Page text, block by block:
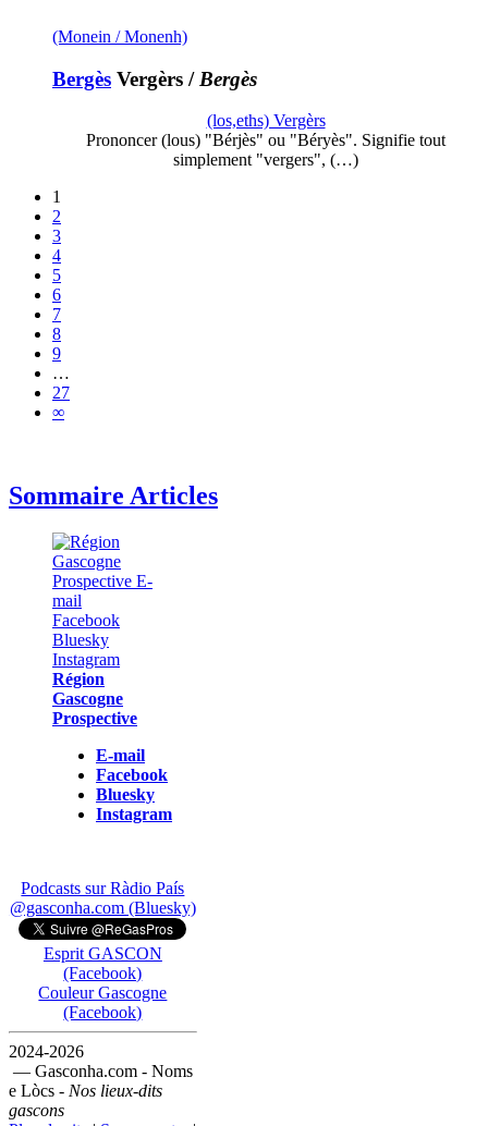
(Monein / Monenh)
Bergès Vergèrs / Bergès
(los,eths) Vergèrs
Prononcer (lous) "Bérjès" ou "Béryès". Signifie tout
simplement "vergers", (…)
1
2
3
4
5
6
7
8
9
…
27
∞
Sommaire Articles
Région
Gascogne
Prospective
E-mail
Facebook
Bluesky
Instagram
Podcasts sur Ràdio País
@gasconha.com (Bluesky)
Esprit GASCON
(Facebook)
Couleur Gascogne
(Facebook)
2024-2026
— Gasconha.com - Noms
e Lòcs - Nos lieux-dits
gascons